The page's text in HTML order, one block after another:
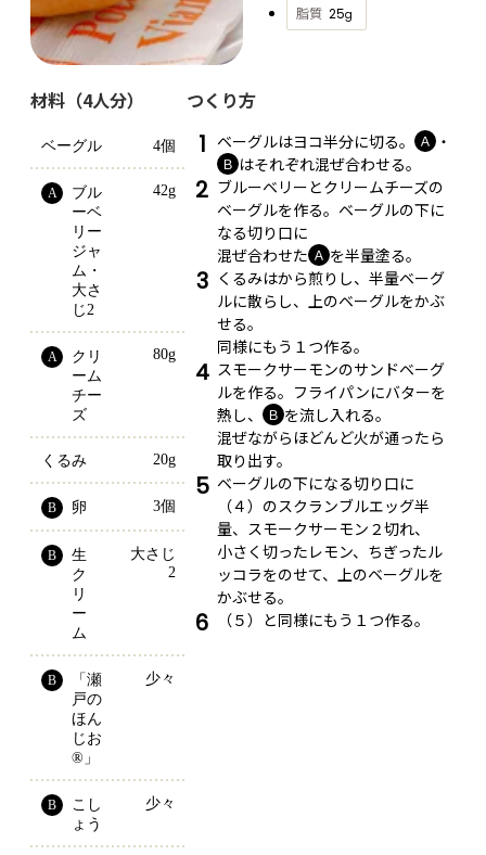
脂質 25g
材料（4人分）
ベーグル 4個
A
ブル
ーベ
リー
ジャ
ム・
大さ
じ2
42g
A
クリ
ーム
チー
ズ
80g
くるみ 20g
B 卵 3個
B
生
ク
リ
ー
ム
大さじ
2
B
「瀬
戸の
ほん
じお
®」
少々
B
こし
ょう
少々
つくり方
1 ベーグルはヨコ半分に切る。 Ａ ・
Ｂ はそれぞれ混ぜ合わせる。
2 ブルーベリーとクリームチーズの
ベーグルを作る。ベーグルの下に
なる切り口に
混ぜ合わせた Ａ を半量塗る。
3 くるみはから煎りし、半量ベーグ
ルに散らし、上のベーグルをかぶ
せる。
同様にもう１つ作る。
4 スモークサーモンのサンドベーグ
ルを作る。フライパンにバターを
熱し、
Ｂ を流し入れる。
混ぜながらほどんど火が通ったら
取り出す。
5 ベーグルの下になる切り口に
（４）のスクランブルエッグ半
量、スモークサーモン２切れ、
小さく切ったレモン、ちぎったル
ッコラをのせて、上のベーグルを
かぶせる。
6 （５）と同様にもう１つ作る。